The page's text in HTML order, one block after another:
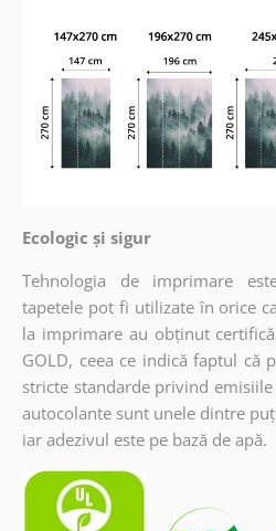
Ecologic și sigur
Tehnologia de imprimare
tapetele pot fi utilizate în orice
la imprimare au obținut
GOLD, ceea ce indică faptul că
stricte standarde privind
autocolante sunt unele dintre
iar adezivul este pe bază de apă.